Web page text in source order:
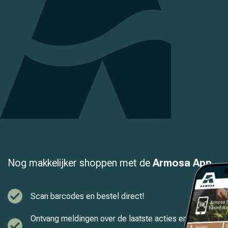
Nog makkelijker shoppen met de Armosa App
Scan barcodes en bestel direct!
Ontvang meldingen over de laatste acties en